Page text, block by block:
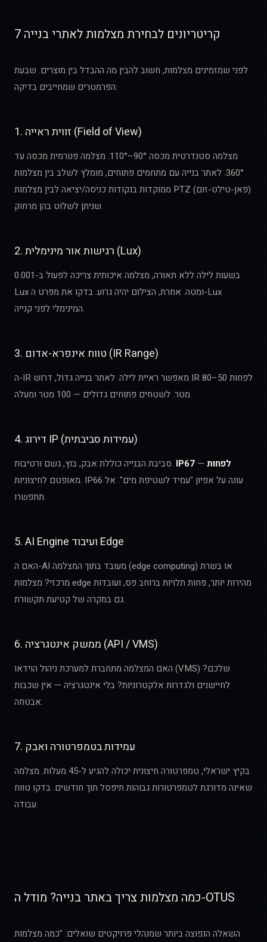
7 קריטריונים לבחירת מצלמות לאתרי בנייה
לפני שמזמינים מצלמות, חשוב להבין מה ההבדל בין מוצרים. שבעת
הפרמטרים שמחייבים בדיקה:
1. זווית ראייה (Field of View)
מצלמה סטנדרטית מכסה 90°–110°. מצלמה פנורמית מכסה עד
360°. לאתר בנייה עם מתחמים פתוחים, מומלץ לשלב בין מצלמות
ממוקדות בנקודות כניסה/יציאה לבין מצלמות PTZ (פאן-טילט-זום)
שניתן לשלוט בהן מרחוק.
2. רגישות אור מינימלית (Lux)
בשעות לילה ללא תאורה, מצלמה איכותית צריכה לפעול ב-0.001
Lux ומטה. אחרת, הצילום יהיה גרוע. בדקו את מפרט ה-Lux
המינימלי לפני קנייה.
3. טווח אינפרא-אדום (IR Range)
ה-IR מאפשר ראיית לילה. לאתר בנייה גדול, דרוש IR לפחות 50–80
מטר. לשטחים פתוחים גדולים — 100 מטר ומעלה.
4. דירוג IP (עמידות סביבתית)
סביבת הבנייה כוללת אבק, בוץ, גשם ורטיבות. IP67 לפחות —
מאופטם לחיצוניות. IP66 עונה על אפיון "עמיד לשטיפת מים". אל
תתפשרו.
5. AI Engine ועיבוד Edge
האם ה-AI מעובד בתוך המצלמה (edge computing) או בשרת
מרכזי? מצלמות edge מהירות יותר, פחות תלויות ברוחב פס, ועובדות
גם במקרה של קטיעת תקשורת.
6. ממשק אינטגרציה (API / VMS)
האם המצלמה מתחברת למערכת ניהול הוידאו (VMS) שלכם?
לחיישנים ולגדרות אלקטרוניות? בלי אינטגרציה — אין שכבות
אבטחה.
7. עמידות בטמפרטורה ואבק
בקיץ ישראלי, טמפרטורה חיצונית יכולה להגיע ל-45 מעלות. מצלמה
שאינה מדורגת לטמפרטורות גבוהות תיפסל תוך חודשים. בדקו טווח
עבודה.
כמה מצלמות צריך באתר בנייה? מודל ה-OTUS
השאלה הנפוצה ביותר שמנהלי פרויקטים שואלים: "כמה מצלמות